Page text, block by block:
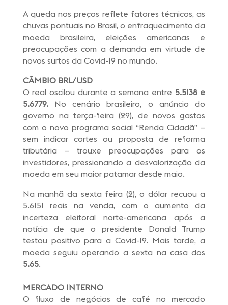
A queda nos preços reflete fatores técnicos, as
chuvas pontuais no Brasil, o enfraquecimento da
moeda brasileira, eleições americanas e
preocupações com a demanda em virtude de
novos surtos da Covid-19 no mundo.
CÂMBIO BRL/USD
O real oscilou durante a semana entre 5.5138 e
5.6779. No cenário brasileiro, o anúncio do
governo na terça-feira (29), de novos gastos
com o novo programa social “Renda Cidadã” –
sem indicar cortes ou proposta de reforma
tributária – trouxe preocupações para os
investidores, pressionando a desvalorização da
moeda em seu maior patamar desde maio.
Na manhã da sexta feira (2), o dólar recuou a
5.6151 reais na venda, com o aumento da
incerteza eleitoral norte-americana após a
notícia de que o presidente Donald Trump
testou positivo para a Covid-19. Mais tarde, a
moeda seguiu operando a sexta na casa dos
5.65.
MERCADO INTERNO
O fluxo de negócios de café no mercado